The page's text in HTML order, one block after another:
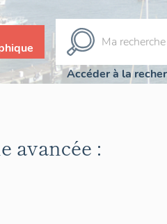
Accéder à la
avancée :